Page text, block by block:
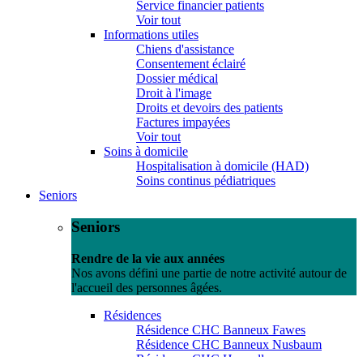
Service financier patients
Voir tout
Informations utiles
Chiens d'assistance
Consentement éclairé
Dossier médical
Droit à l'image
Droits et devoirs des patients
Factures impayées
Voir tout
Soins à domicile
Hospitalisation à domicile (HAD)
Soins continus pédiatriques
Seniors
Seniors
Rendre de la vie aux années
Nos avons défini une partie de notre activité autour de
l'accueil des personnes âgées.
Résidences
Résidence CHC Banneux Fawes
Résidence CHC Banneux Nusbaum